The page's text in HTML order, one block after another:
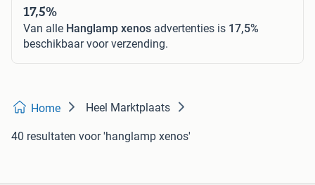
17,5%
Van alle Hanglamp xenos advertenties is 17,5%
beschikbaar voor verzending.
Home Heel Marktplaats
40 resultaten voor 'hanglamp xenos'